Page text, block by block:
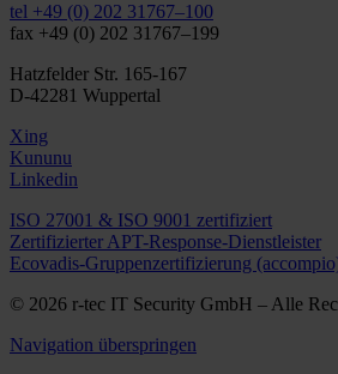
tel +49 (0) 202 31767–100
fax +49 (0) 202 31767–199
Hatzfelder Str. 165-167
D-42281 Wuppertal
Xing
Kununu
Linkedin
ISO 27001 & ISO 9001 zertifiziert
Zertifizierter APT-Response-Dienstleister
Ecovadis-Gruppenzertifizierung
© 2026 r-tec IT Security GmbH – Alle
Navigation überspringen